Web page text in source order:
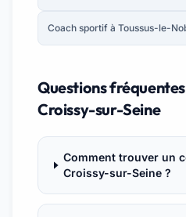
Coach sportif à Toussus-le-
Questions
Croissy-sur-Seine
Comment trouver un
Croissy-sur-Seine ?